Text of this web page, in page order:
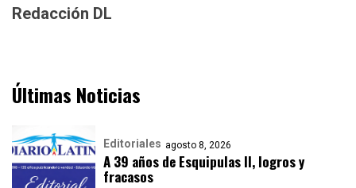
Redacción DL
Últimas Noticias
Editoriales agosto 8, 2026
A 39 años de Esquipulas II, logros y
fracasos